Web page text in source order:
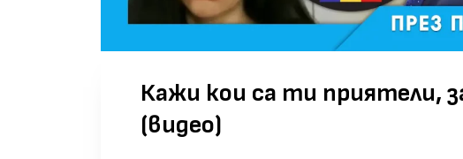
Кажи кои са ти приятели,
(видео)